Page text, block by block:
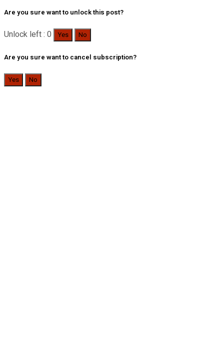
Are you sure want to unlock this post?
Unlock left : 0 Yes No
Are you sure want to cancel subscription?
Yes No